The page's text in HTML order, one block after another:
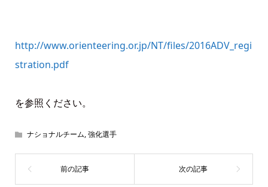
http://www.orienteering.or.jp/NT/files/2016ADV_regi
stration.pdf
を参照ください。
ナショナルチーム,強化選手